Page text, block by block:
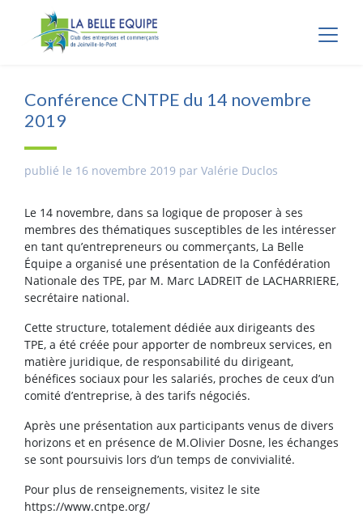
Conférence CNTPE du 14 novembre
2019
publié le 16 novembre 2019 par Valérie Duclos
Le 14 novembre, dans sa logique de proposer à ses
membres des thématiques susceptibles de les intéresser
en tant qu’entrepreneurs ou commerçants, La Belle
Équipe a organisé une présentation de la Confédération
Nationale des TPE, par M. Marc LADREIT de LACHARRIERE,
secrétaire national.
Cette structure, totalement dédiée aux dirigeants des
TPE, a été créée pour apporter de nombreux services, en
matière juridique, de responsabilité du dirigeant,
bénéfices sociaux pour les salariés, proches de ceux d’un
comité d’entreprise, à des tarifs négociés.
Après une présentation aux participants venus de divers
horizons et en présence de M.Olivier Dosne, les échanges
se sont poursuivis lors d’un temps de convivialité.
Pour plus de renseignements, visitez le site
https://www.cntpe.org/
Panneau de gestion des cookies